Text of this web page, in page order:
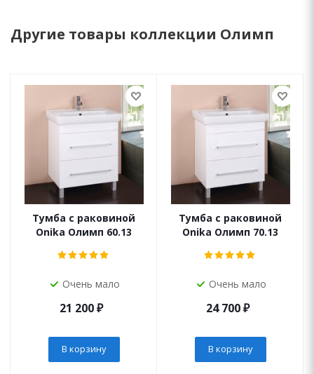
Другие товары коллекции Олимп
Тумба с раковиной
Onika Олимп 60.13
Очень мало
21 200₽
В корзину
Тумба с раковиной
Onika Олимп 70.13
Очень мало
24 700₽
В корзину